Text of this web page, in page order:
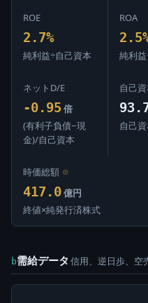
ROE
2.7%
純利益÷自己資本
ROA
純利
ネットD/E
-0.95 倍
(有利子負債−現
金)/自己資本
自己
自己
時価総額 ⊙
417.0 億円
終値×純発行済株式
b需給データ 信用、逆日歩、空